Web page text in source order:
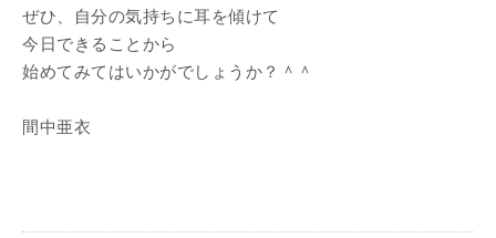
ぜひ、自分の気持ちに耳を傾けて
今日できることから
始めてみてはいかがでしょうか？＾＾
間中亜衣